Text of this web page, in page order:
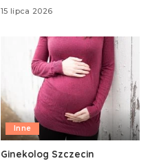
15 lipca 2026
Inne
Ginekolog Szczecin